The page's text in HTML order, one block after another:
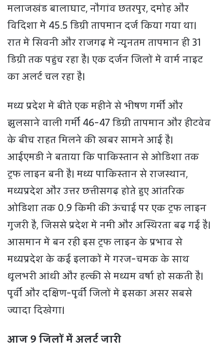
मलाजखंड बालाघाट, नौगांव छतरपुर, दमोह और
विदिशा में 45.5 डिग्री तापमान दर्ज किया गया था।
रात में सिवनी और राजगढ़ में न्यूनतम तापमान ही 31
डिग्री तक पहुंच रहा है। एक दर्जन जिलों में वार्म नाइट
का अलर्ट चल रहा है।
मध्य प्रदेश में बीते एक महीने से भीषण गर्मी और
झुलसाने वाली गर्मी 46-47 डिग्री तापमान और हीटवेव
के बीच राहत मिलने की खबर सामने आई है।
आईएमडी ने बताया कि पाकिस्तान से ओडिशा तक
ट्रफ लाइन बनी है। मध्य पाकिस्तान से राजस्थान,
मध्यप्रदेश और उत्तर छत्तीसगढ़ होते हुए आंतरिक
ओडिशा तक 0.9 किमी की ऊंचाई पर एक ट्रफ लाइन
गुजरी है, जिससे प्रदेश में नमी और अस्थिरता बढ़ गई है।
आसमान में बन रही इस ट्रफ लाइन के प्रभाव से
मध्यप्रदेश के कई इलाकों में गरज-चमक के साथ
धूलभरी आंधी और हल्की से मध्यम वर्षा हो सकती है।
पूर्वी और दक्षिण-पूर्वी जिलों में इसका असर सबसे
ज्यादा दिखेगा।
आज 9 जिलों में अलर्ट जारी